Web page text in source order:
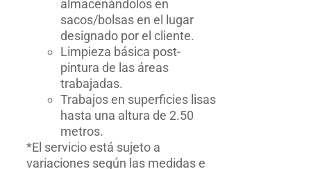
almacenándolos en
sacos/bolsas en el lugar
designado por el cliente.
Limpieza básica post-
pintura de las áreas
trabajadas.
Trabajos en superficies lisas
hasta una altura de 2.50
metros.
*El servicio está sujeto a
variaciones según las medidas e